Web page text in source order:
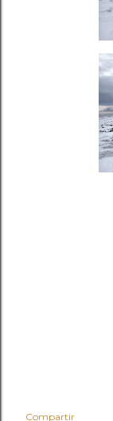
Compartir